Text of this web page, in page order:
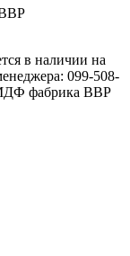
в наличии на
099-508-
фабрика ВВР